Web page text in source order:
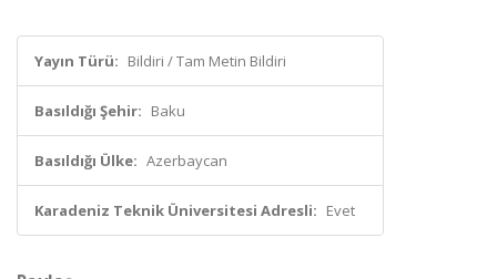
Yayın Türü: Bildiri / Tam Metin Bildiri
Basıldığı Şehir: Baku
Basıldığı Ülke: Azerbaycan
Karadeniz Teknik Üniversitesi Adresli: Evet